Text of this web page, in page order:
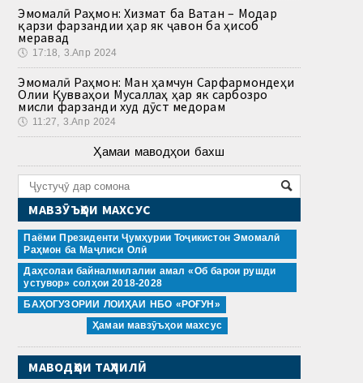
Эмомалӣ Раҳмон: Хизмат ба Ватан – Модар
қарзи фарзандии ҳар як ҷавон ба ҳисоб
меравад
🕔 17:18, 3.Апр 2024
Эмомалӣ Раҳмон: Ман ҳамчун Сарфармондеҳи
Олии Қувваҳои Мусаллаҳ ҳар як сарбозро
мисли фарзанди худ дӯст медорам
🕔 11:27, 3.Апр 2024
Ҳамаи маводҳои бахш
МАВЗӮЪҲОИ МАХСУС
Паёми Президенти Ҷумҳурии Тоҷикистон Эмомалӣ
Раҳмон ба Маҷлиси Олӣ
Даҳсолаи байналмилалии амал «Об барои рушди
устувор» солҳои 2018-2028
БАҲОГУЗОРИИ ЛОИҲАИ НБО «РОҒУН»
Ҳамаи мавзӯъҳои махсус
МАВОДҲОИ ТАҲЛИЛӢ